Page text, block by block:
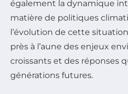
également la dynamique
matière de politiques
l’évolution de cette
près à l’aune des enjeux
croissants et des réponses
générations futures.